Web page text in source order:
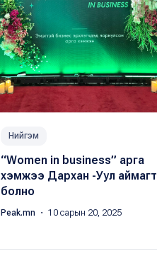
Нийгэм
“Women in business” арга
хэмжээ Дархан -Уул аймагт
болно
Peak.mn ・ 10 сарын 20, 2025